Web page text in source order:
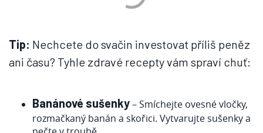
Tip: Nechcete do svačin investovat příliš peněz
ani času? Tyhle zdravé recepty vám spraví chuť:
Banánové sušenky– Smíchejte ovesné vločky,
rozmačkaný banán a skořici. Vytvarujte sušenky a